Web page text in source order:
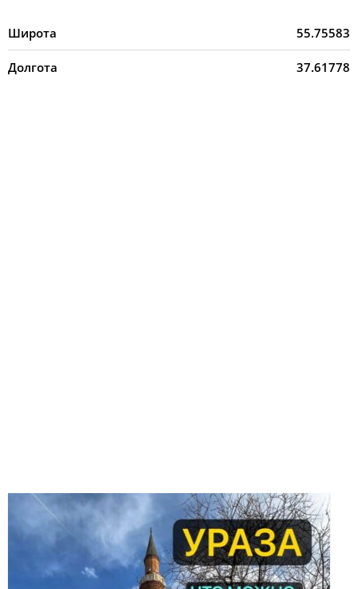
Широта 55.75583
Долгота 37.61778